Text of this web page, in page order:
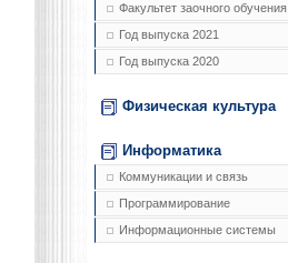
Факультет заочного обучения
Год выпуска 2021
Год выпуска 2020
Физическая культура
Информатика
Коммуникации и связь
Программирование
Информационные системы